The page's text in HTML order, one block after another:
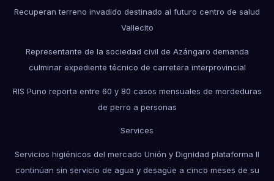
Recuperan terreno invadido destinado al futuro centro de salud
Vallecito
Representante de la sociedad civil de Azángaro demanda
culminar expediente técnico de carretera interprovincial
RIS Puno reporta entre 60 y 80 casos mensuales de mordeduras
de perro a personas
Services
Servicios higiénicos del mercado Unión y Dignidad plataforma II
continúan sin servicio de agua y desagüe a cinco meses de su